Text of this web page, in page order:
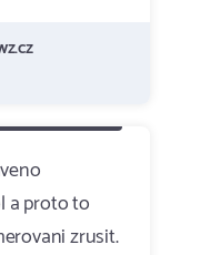
a proto to
zrusit.